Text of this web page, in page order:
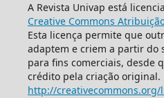
A Revista Univap está
Creative Commons
Esta licença permite que
adaptem e criem a partir do
para fins comerciais, desde
crédito pela criação original.
http://